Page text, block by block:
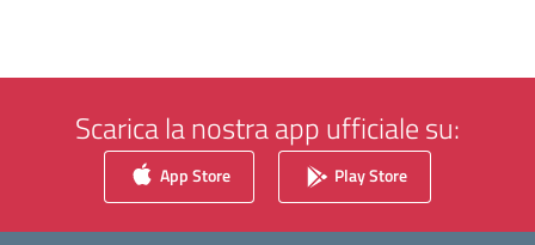
Scarica la nostra app ufficiale su:
App Store Play Store